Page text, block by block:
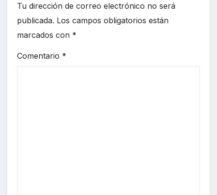
Tu dirección de correo electrónico no será
publicada. Los campos obligatorios están
marcados con *
Comentario *